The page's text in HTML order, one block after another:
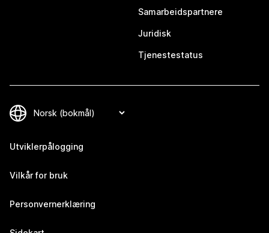
Samarbeidspartnere
Juridisk
Tjenestestatus
Utviklerpålogging
Vilkår for bruk
Personvernerklæring